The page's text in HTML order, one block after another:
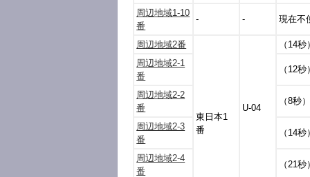
周辺地域1-10
番
- - 現在不
周辺地域2番
東日本1
番
U-04
（14秒
周辺地域2-1
番
（12秒
周辺地域2-2
番
（8秒
周辺地域2-3
番
（14秒
周辺地域2-4
番
（21秒